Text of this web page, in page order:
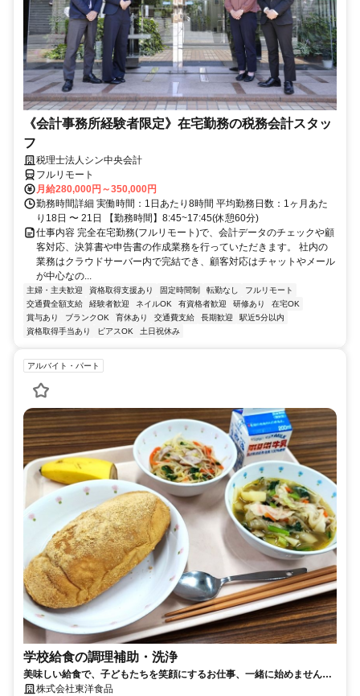
《会計事務所経験者限定》在宅勤務の税務会計スタッ
フ
税理士法人シン中央会計
フルリモート
月給280,000円～350,000円
勤務時間詳細 実働時間：1日あたり8時間 平均勤務日数：1ヶ月あた
り18日 〜 21日 【勤務時間】8:45~17:45(休憩60分)
仕事内容 完全在宅勤務(フルリモート)で、会計データのチェックや顧
客対応、決算書や申告書の作成業務を行っていただきます。 社内の
業務はクラウドサーバー内で完結でき、顧客対応はチャットやメール
が中心なの...
主婦・主夫歓迎 資格取得支援あり 固定時間制 転勤なし
フルリモート
交通費全額支給
経験者歓迎 ネイルOK 有資格者歓迎 研修あり
在宅OK
賞与あり
ブランクOK 育休あり 交通費支給 長期歓迎
駅近5分以内
資格取得手当あり
ピアスOK 土日祝休み
アルバイト・パート
学校給食の調理補助・洗浄
美味しい給食で、子どもたちを笑顔にするお仕事、一緒に始めません
か?株式会社東洋食品